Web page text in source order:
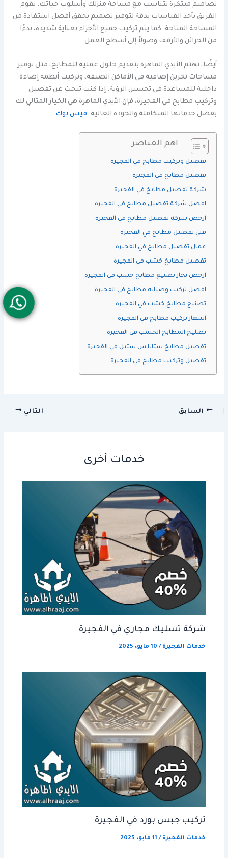
تصاميم مبتكرة تتناسب مع مساحة منزلك وأسلوب حياتك. يقوم
الفريق بأخذ القياسات بدقة لتوفير تصميم يحقق أفضل استفادة من
المساحة المتاحة. كما يتم تركيب جميع الأجزاء بعناية شديدة، بدءًا
من الخزائن والأرفف وصولاً إلى أسطح العمل.
أيضًا، تهتم الأيدي الماهرة بتقديم حلول عملية للمطابخ، مثل توفير
مساحات تخزين إضافية في الأماكن الضيقة، وتركيب أنظمة إضاءة
داخلية للمساعدة في تحسين الرؤية. إذا كنت تبحث عن تفصيل
وتركيب مطابخ في الفجيرة، فإن الأيدي الماهرة هي الخيار المثالي لك
بفضل خدماتها المتكاملة والجودة العالية. فيس بوك
اهم العناصر
تفصيل وتركيب مطابخ في الفجيرة
تفصيل مطابخ في الفجيرة
شركة تفصيل مطابخ في الفجيرة
افضل شركة تفصيل مطابخ في الفجيرة
ارخص شركة تفصيل مطابخ في الفجيرة
فني تفصيل مطابخ في الفجيرة
عمال تفصيل مطابخ في الفجيرة
تفصيل مطابخ خشب في الفجيرة
ارخص نجار تصنيع مطابخ خشب في الفجيرة
افضل تركيب وصيانة مطابخ في الفجيرة
تصنيع مطابخ خشب في الفجيرة
اسعار تركيب مطابخ في الفجيرة
تصليح المطابخ الخشب في الفجيرة
تفصيل مطابخ ستانلس ستيل في الفجيرة
تفصيل وتركيب مطابخ في الفجيرة
السابق التالي
خدمات أخرى
شركة تسليك مجاري في الفجيرة
خدمات الفجيرة / 10 مايو، 2025
تركيب جبس بورد في الفجيرة
خدمات الفجيرة / 11 مايو، 2025